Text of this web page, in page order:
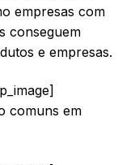
empresas com
conseguem
e empresas.
comuns em